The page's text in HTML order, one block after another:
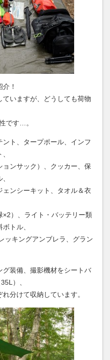
！
いますが、どうしても荷物
です…。
ント、タープポール、インフ
ンサック）、クッカー、保
ンシーキット、タオル＆衣
）、ライト・バッテリー類
トル、
ッキングアンブレラ、グラン
グ装備、撮影機材をシートバ
）、
分けて収納しています。